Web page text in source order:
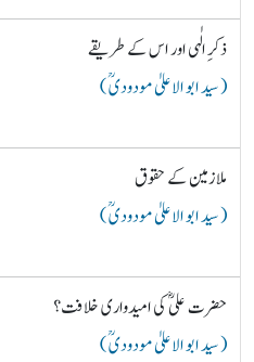
ذکرِ الٰہی اور اس کے طریقے
( سید ابو الاعلیٰ مودودیؒ )
ملازمین کے حقوق
( سید ابو الاعلیٰ مودودیؒ )
حضرت علیؓ کی امیدواری خلافت؟
( سید ابو الاعلیٰ مودودیؒ )